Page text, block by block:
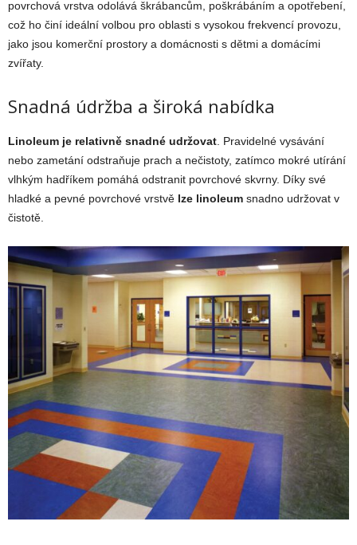
povrchová vrstva odolává škrábancům, poškrábáním a opotřebení,
což ho činí ideální volbou pro oblasti s vysokou frekvencí provozu,
jako jsou komerční prostory a domácnosti s dětmi a domácími
zvířaty.
Snadná údržba a široká nabídka
Linoleum je relativně snadné udržovat. Pravidelné vysávání
nebo zametání odstraňuje prach a nečistoty, zatímco mokré utírání
vlhkým hadříkem pomáhá odstranit povrchové skvrny. Díky své
hladké a pevné povrchové vrstvě lze linoleum snadno udržovat v
čistotě.